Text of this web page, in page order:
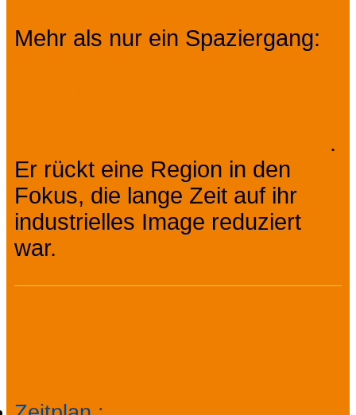
Mehr als nur ein Spaziergang:
.
Er rückt eine Region in den
Fokus, die lange Zeit auf ihr
industrielles Image reduziert
war.